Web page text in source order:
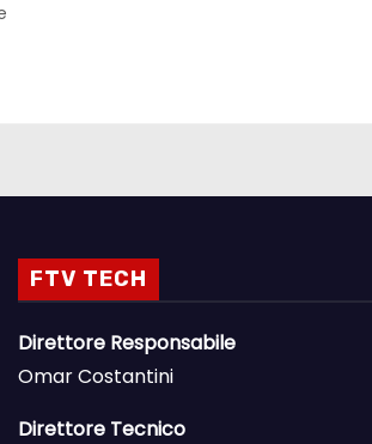
FTV TECH
Direttore Responsabile
Omar Costantini
Direttore Tecnico